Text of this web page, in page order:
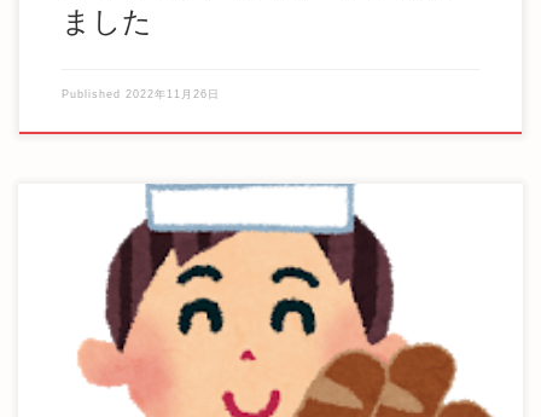
ました
Published 2022年11月26日
ある森の深くには、小さな小さなパン屋さんがありました。
そこでは、一羽の小鳥さんがパンを作っていて、森 […]